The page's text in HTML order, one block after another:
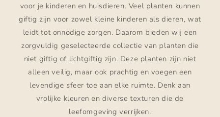
voor je kinderen en huisdieren. Veel planten kunnen
giftig zijn voor zowel kleine kinderen als dieren, wat
leidt tot onnodige zorgen. Daarom bieden wij een
zorgvuldig geselecteerde collectie van planten die
niet giftig of lichtgiftig zijn. Deze planten zijn niet
alleen veilig, maar ook prachtig en voegen een
levendige sfeer toe aan elke ruimte. Denk aan
vrolijke kleuren en diverse texturen die de
leefomgeving verrijken.